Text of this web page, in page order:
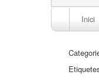
Inici